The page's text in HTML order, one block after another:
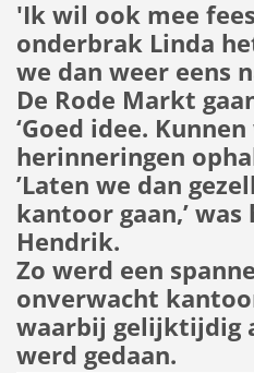
'Ik wil ook mee
onderbrak Linda
we dan weer eens
De Rode Markt
‘Goed idee.
herinneringen
’Laten we dan
kantoor gaan,’
Hendrik.
Zo werd een
onverwacht
waarbij gelijktijdig
werd gedaan.